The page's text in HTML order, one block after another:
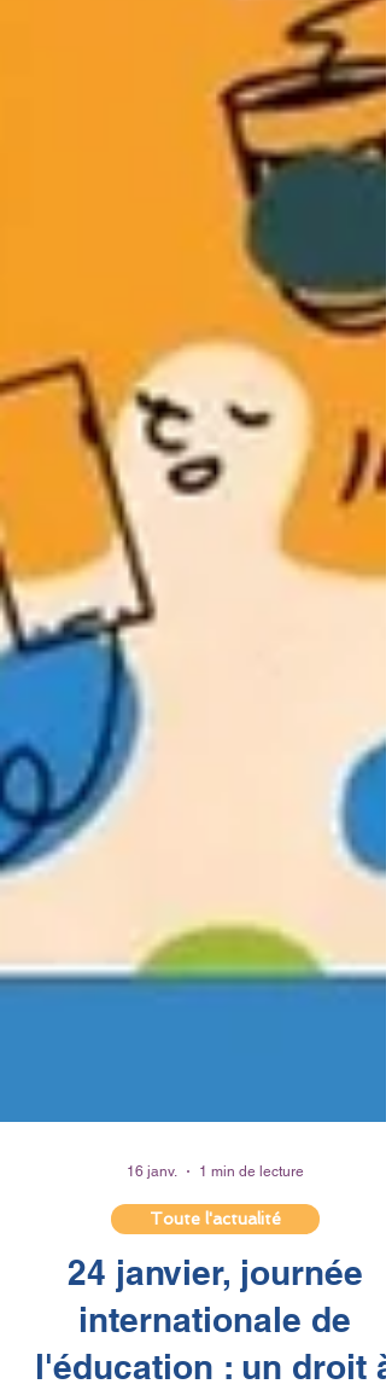
16 janv. 1 min de lecture
Toute l'actualité
24 janvier, journée
internationale de